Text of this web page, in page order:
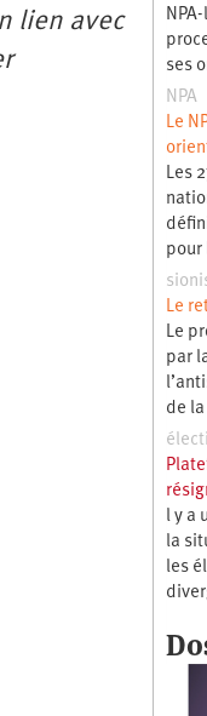
lien avec
ses
NPA
Le
Les
pour
Le
Le
par
de
l y a
la
les